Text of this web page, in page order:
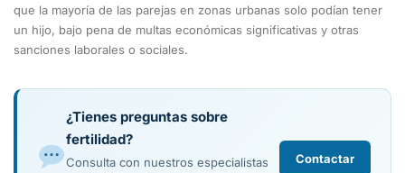
que la mayoría de las parejas en zonas urbanas solo podían tener
un hijo, bajo pena de multas económicas significativas y otras
sanciones laborales o sociales.
¿Tienes preguntas sobre
fertilidad?
Consulta con nuestros especialistas
Contactar